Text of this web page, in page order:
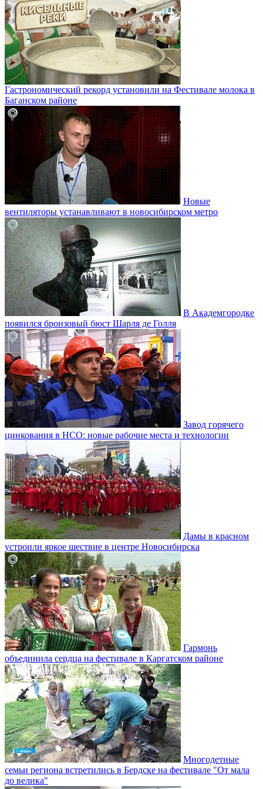
Гастрономический рекорд установили на Фестивале молока в
Баганском районе
Новые
вентиляторы устанавливают в новосибирском метро
В Академгородке
появился бронзовый бюст Шарля де Голля
Завод горячего
цинкования в НСО: новые рабочие места и технологии
Дамы в красном
устроили яркое шествие в центре Новосибирска
Гармонь
объединила сердца на фестивале в Каргатском районе
Многодетные
семьи региона встретились в Бердске на фестивале "От мала
до велика"